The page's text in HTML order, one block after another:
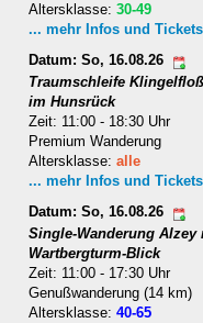
Altersklasse:30-49
... mehr Infos und Tickets
Datum: So, 16.08.26
Traumschleife
im Hunsrück
Zeit: 11:00 - 18:30 Uhr
Premium Wanderung
Altersklasse:alle
... mehr Infos und Tickets
Datum: So, 16.08.26
Single-Wanderung Alzey
Wartbergturm-Blick
Zeit: 11:00 - 17:30 Uhr
Genußwanderung (14 km)
Altersklasse:40-65